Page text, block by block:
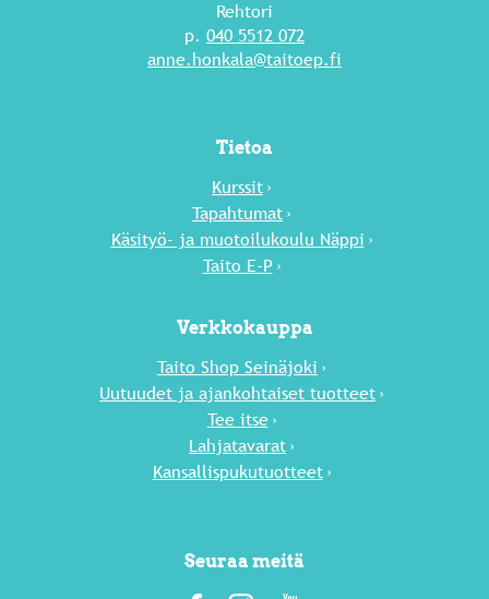
Rehtori
p. 040 5512 072
anne.honkala@taitoep.fi
Tietoa
Kurssit
Tapahtumat
Käsityö- ja muotoilukoulu Näppi
Taito E-P
Verkkokauppa
Taito Shop Seinäjoki
Uutuu­det ja ajankohtaiset tuotteet
Tee itse
Lahja­tavarat
Kansallispukutuotteet
Seuraa meitä